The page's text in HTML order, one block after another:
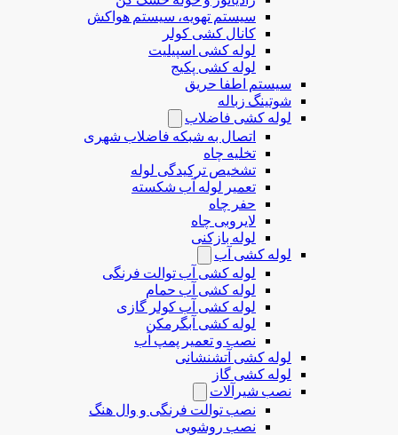
سیستم تهویه، سیستم هواکش
کانال کشی کولر
لوله کشی اسپیلیت
لوله کشی پکیج
سیستم اطفا حریق
شوتینگ زباله
لوله كشی فاضلاب
اتصال به شبکه فاضلاب شهری
تخلیه چاه
تشخیص ترکیدگی لوله
تعمیر لوله آب شکسته
حفر چاه
لایروبی چاه
لوله بازکنی
لوله کشی آب
لوله کشی آب توالت فرنگی
لوله کشی آب حمام
لوله کشی آب کولر گازی
لوله کشی آبگرمکن
نصب و تعمیر پمپ آب
لوله کشی آتشنشانی
لوله کشی گاز
نصب شیرآلات
نصب توالت فرنگی و وال هنگ
نصب روشویی